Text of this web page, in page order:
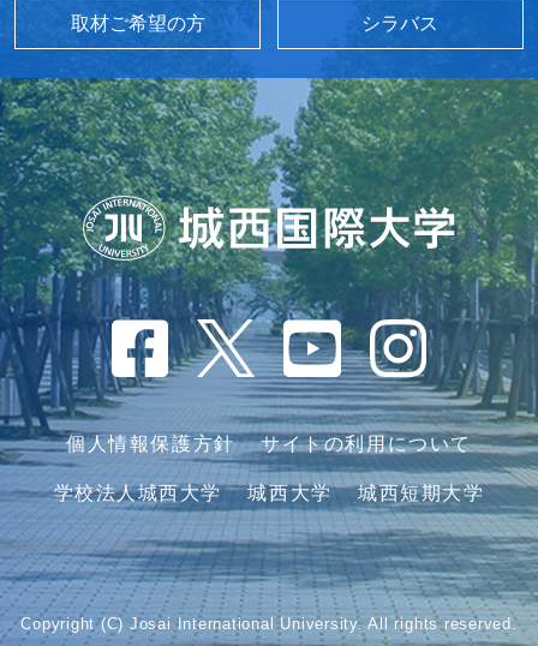
取材ご希望の方 シラバス
個人情報保護方針 サイトの利用について
学校法人城西大学 城西大学 城西短期大学
Copyright (C) Josai International University. All rights reserved.